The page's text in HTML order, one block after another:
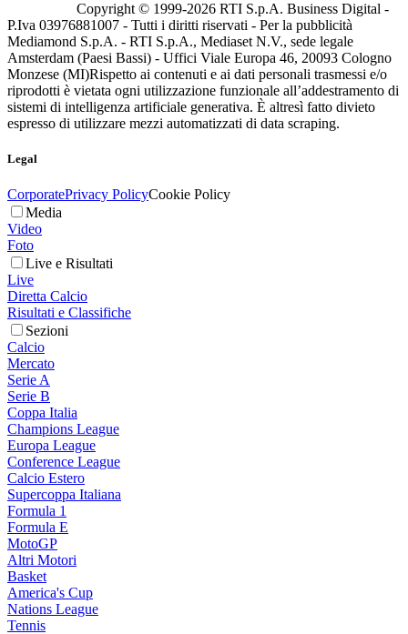
Copyright © 1999-2026 RTI S.p.A. Business Digital -
P.Iva 03976881007 - Tutti i diritti riservati - Per la pubblicità
Mediamond S.p.A. - RTI S.p.A., Mediaset N.V., sede legale
Amsterdam (Paesi Bassi) - Uffici Viale Europa 46, 20093 Cologno
Monzese (MI)Rispetto ai contenuti e ai dati personali trasmessi e/o
riprodotti è vietata ogni utilizzazione funzionale all’addestramento di
sistemi di intelligenza artificiale generativa. È altresì fatto divieto
espresso di utilizzare mezzi automatizzati di data scraping.
Legal
CorporatePrivacy PolicyCookie Policy
Media
Video
Foto
Live e Risultati
Live
Diretta Calcio
Risultati e Classifiche
Sezioni
Calcio
Mercato
Serie A
Serie B
Coppa Italia
Champions League
Europa League
Conference League
Calcio Estero
Supercoppa Italiana
Formula 1
Formula E
MotoGP
Altri Motori
Basket
America's Cup
Nations League
Tennis